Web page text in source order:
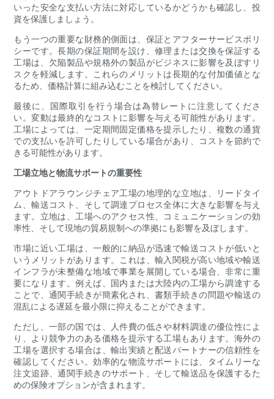
いった安全な支払い方法に対応しているかどうかも確認し、投
資を保護しましょう。
もう一つの重要な財務的側面は、保証とアフターサービスポリ
シーです。長期の保証期間を設け、修理または交換を保証する
工場は、欠陥製品や規格外の製品がビジネスに影響を及ぼすリ
スクを軽減します。これらのメリットは長期的な付加価値とな
るため、価格計算に組み込むことを検討してください。
最後に、国際取引を行う場合は為替レートに注意してくださ
い。変動は最終的なコストに影響を与える可能性があります。
工場によっては、一定期間固定価格を提示したり、複数の通貨
での支払いを許可したりしている場合があり、コストを節約で
きる可能性があります。
工場立地と物流サポートの重要性
アウトドアラウンジチェア工場の地理的な立地は、リードタイ
ム、輸送コスト、そして調達プロセス全体に大きな影響を与え
ます。立地は、工場へのアクセス性、コミュニケーションの効
率性、そして現地の貿易規制への準拠にも影響を及ぼします。
市場に近い工場は、一般的に納品が迅速で輸送コストが低いと
いうメリットがあります。これは、輸入関税が高い地域や輸送
インフラが未整備な地域で事業を展開している場合、非常に重
要になります。例えば、国内または大陸内の工場から調達する
ことで、通関手続きが簡素化され、書類手続きの問題や輸送の
混乱による遅延を最小限に抑えることができます。
ただし、一部の国では、人件費の低さや材料調達の優位性によ
り、より競争力のある価格を提示する工場もあります。海外の
工場を選択する場合は、輸出実績と配送パートナーの信頼性を
確認してください。効率的な物流サポートには、タイムリーな
注文追跡、通関手続きのサポート、そして輸送品を保護するた
めの保険オプションが含まれます。